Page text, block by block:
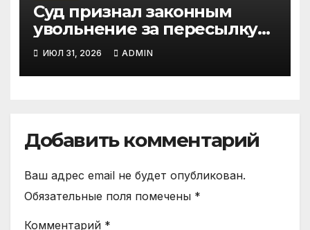
Суд признал законным
увольнение за пересылку
рабочих файлов на личную
почту
ИЮЛ 31, 2026 ADMIN
Добавить комментарий
Ваш адрес email не будет опубликован.
Обязательные поля помечены *
Комментарий *